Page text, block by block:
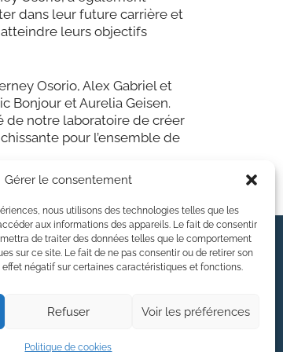
Gérer le consentement
nous utilisons des technologies telles que les
aux informations des appareils. Le fait de consentir
de traiter des données telles que le comportement
sur ce site. Le fait de ne pas consentir ou de retirer son
négatif sur certaines caractéristiques et fonctions.
Refuser Voir les préférences
Politique de cookies
dans leur future carrière et
leurs objectifs
Osorio, Alex Gabriel et
Bonjour et Aurelia Geisen.
de notre laboratoire de créer
pour l’ensemble de
YouTube